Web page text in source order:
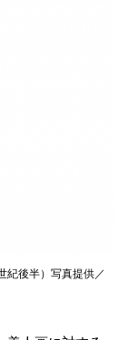
紀後半）写真提供／